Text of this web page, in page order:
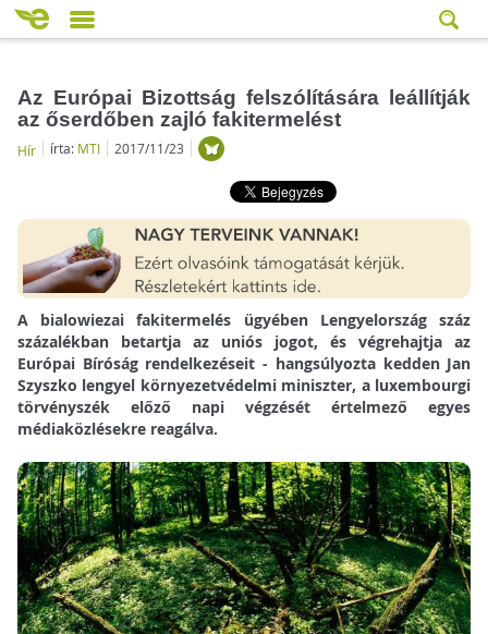
Az Európai Bizottság felszólítására leállítják
az őserdőben zajló fakitermelést
Hír írta: MTI 2017/11/23
A bialowiezai fakitermelés ügyében Lengyelország száz
százalékban betartja az uniós jogot, és végrehajtja az
Európai Bíróság rendelkezéseit - hangsúlyozta kedden Jan
Szyszko lengyel környezetvédelmi miniszter, a luxembourgi
törvényszék előző napi végzését értelmező egyes
médiaközlésekre reagálva.